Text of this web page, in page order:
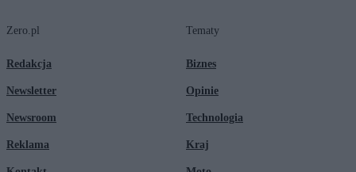
Zero.pl
Redakcja
Newsletter
Newsroom
Reklama
Tematy
Biznes
Opinie
Technologia
Kraj